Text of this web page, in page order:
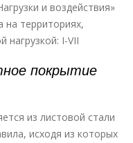
и воздействия»
на территориях,
нагрузкой: I-VII
покрытие
из листовой стали
исходя из которых